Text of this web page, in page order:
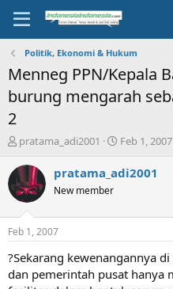
Politik, Ekonomi & Hukum
Menneg PPN/Kepala
burung mengarah
2
T
r
e
a
s
t
a
t
pratama_adi2001
S
a
e
Feb 1, 2007
pratama_adi2001
New member
Feb 1, 2007
?Sekarang kewenangannya
dan pemerintah pusat hanya